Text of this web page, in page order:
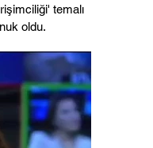
temalı
oldu.